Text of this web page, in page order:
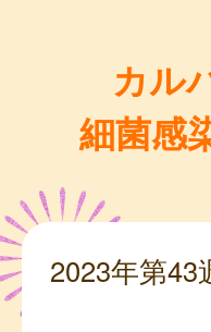
カル
細菌感
2023年第43